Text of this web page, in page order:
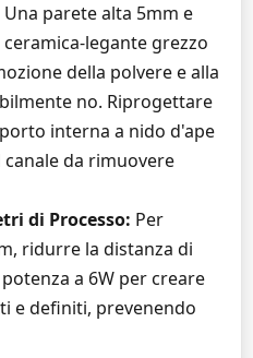
Una parete alta 5mm e
legante grezzo
della polvere e alla
no. Riprogettare
interna a nido d'ape
da rimuovere
di Processo: Per
ridurre la distanza di
a 6W per creare
e definiti, prevenendo